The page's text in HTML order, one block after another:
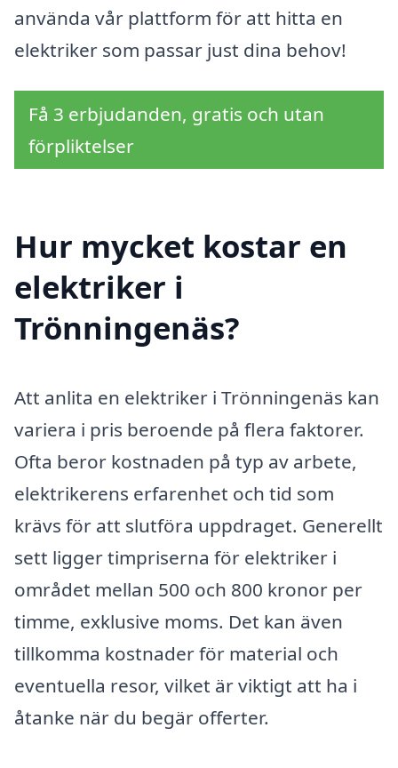
använda vår plattform för att hitta en
elektriker som passar just dina behov!
Få 3 erbjudanden, gratis och utan
förpliktelser
Hur mycket kostar en
elektriker i
Trönningenäs?
Att anlita en elektriker i Trönningenäs kan
variera i pris beroende på flera faktorer.
Ofta beror kostnaden på typ av arbete,
elektrikerens erfarenhet och tid som
krävs för att slutföra uppdraget. Generellt
sett ligger timpriserna för elektriker i
området mellan 500 och 800 kronor per
timme, exklusive moms. Det kan även
tillkomma kostnader för material och
eventuella resor, vilket är viktigt att ha i
åtanke när du begär offerter.